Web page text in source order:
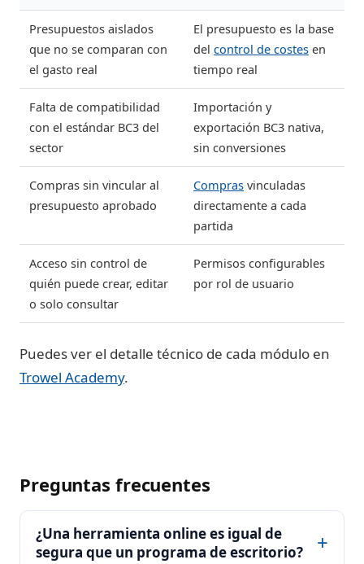
Presupuestos aislados
que no se comparan con
el gasto real
El presupuesto es la base
del control de costes en
tiempo real
Falta de compatibilidad
con el estándar BC3 del
sector
Importación y
exportación BC3 nativa,
sin conversiones
Compras sin vincular al
presupuesto aprobado
Compras vinculadas
directamente a cada
partida
Acceso sin control de
quién puede crear, editar
o solo consultar
Permisos configurables
por rol de usuario
Puedes ver el detalle técnico de cada módulo en
Trowel Academy.
Preguntas frecuentes
¿Una herramienta online es igual de
segura que un programa de escritorio?